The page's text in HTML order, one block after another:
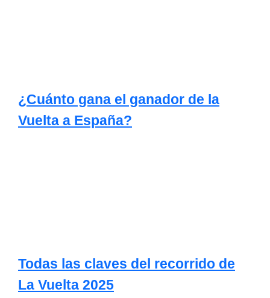
¿Cuánto gana el ganador de la
Vuelta a España?
Todas las claves del recorrido de
La Vuelta 2025